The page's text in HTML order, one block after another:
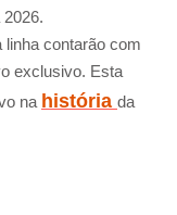
contarão com
exclusivo. Esta
na história da